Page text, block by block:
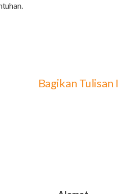
Bagikan Tulisan